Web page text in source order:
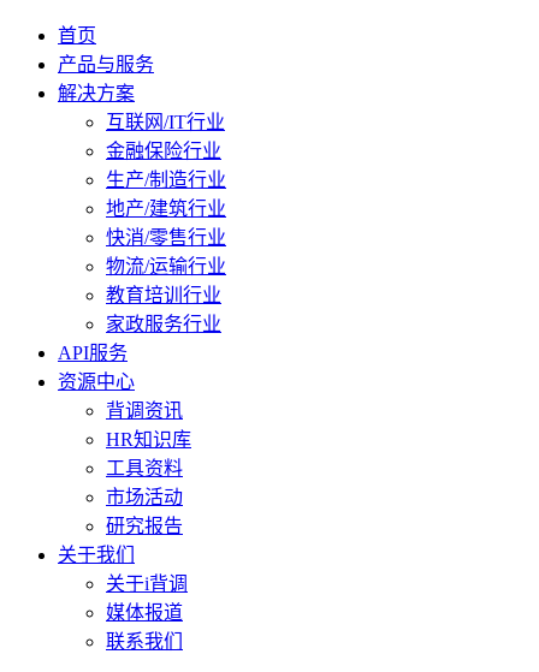
首页
产品与服务
解决方案
互联网/IT行业
金融保险行业
生产/制造行业
地产/建筑行业
快消/零售行业
物流/运输行业
教育培训行业
家政服务行业
API服务
资源中心
背调资讯
HR知识库
工具资料
市场活动
研究报告
关于我们
关于i背调
媒体报道
联系我们